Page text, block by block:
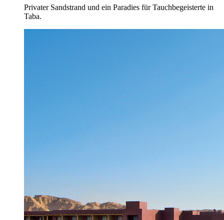
Privater Sandstrand und ein Paradies für Tauchbegeisterte in
Taba.